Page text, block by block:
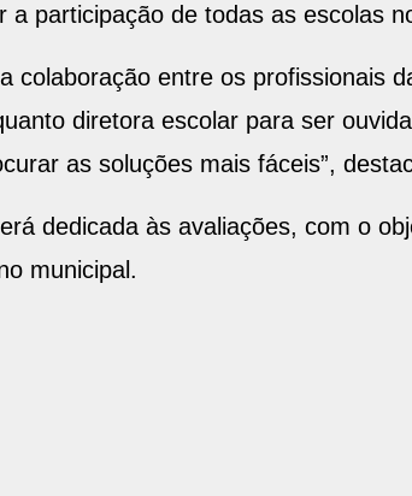
participação de todas as escolas
colaboração entre os profissionais
diretora escolar para ser
as soluções mais fáceis”,
dedicada às avaliações, com o
municipal.